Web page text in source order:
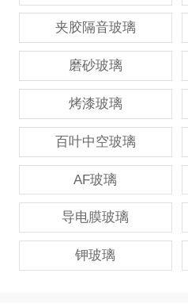
夹胶隔音玻璃
磨砂玻璃
烤漆玻璃
百叶中空玻璃
AF玻璃
导电膜玻璃
钾玻璃